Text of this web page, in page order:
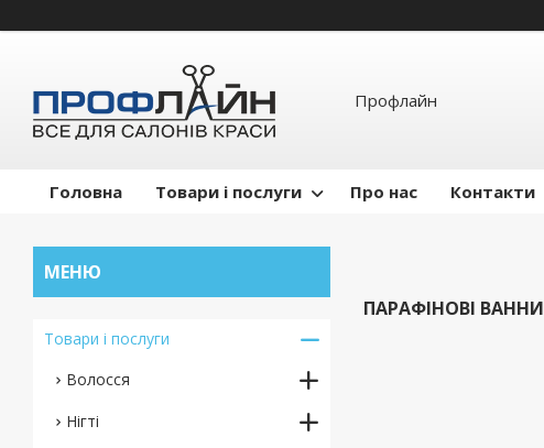
Профлайн
Головна Товари і послуги Про нас Контакти
ПАРАФІНОВІ ВАННИ
Товари і послуги
Волосся
Нігті